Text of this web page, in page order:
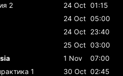
2 24 Oct 01:15
24 Oct 05:00
24 Oct 23:40
25 Oct 03:00
1 Nov
07:00
1 30 Oct 02:45